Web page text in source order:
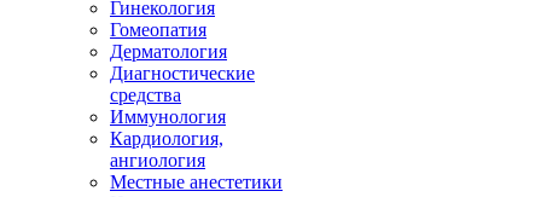
Гинекология
Гомеопатия
Дерматология
Диагностические
средства
Иммунология
Кардиология,
ангиология
Местные анестетики